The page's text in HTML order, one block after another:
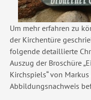
Um mehr erfahren zu
der Kirchentüre
folgende detaillierte
Auszug der Broschüre
Kirchspiels“ von Markus
Abbildungsnachweis